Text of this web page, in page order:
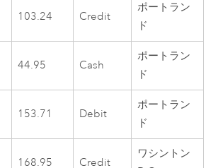
103.24 Credit
ポートラン
ド
44.95 Cash
ポートラン
ド
153.71 Debit
ポートラン
ド
168.95 Credit
ワシントン